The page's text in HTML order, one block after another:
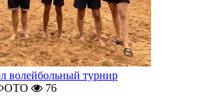
волейбольный турнир
76